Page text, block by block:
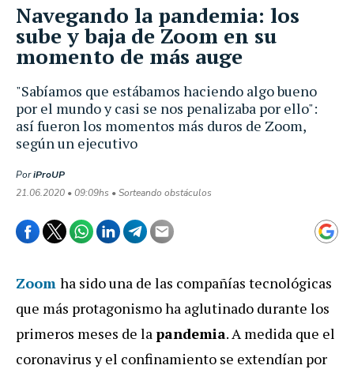
"Sabíamos que estábamos haciendo algo bueno
por el mundo y casi se nos penalizaba por ello":
así fueron los momentos más duros de Zoom,
según un ejecutivo
PoriProUP
21.06.2020 • 09:09hs • Sorteando obstáculos
Navegando la pandemia: los
sube y baja de Zoom en su
momento de más auge
Zoom ha sido una de las compañías tecnológicas
que más protagonismo ha aglutinado durante los
primeros meses de lapandemia. A medida que el
coronavirus y el confinamiento se extendían por